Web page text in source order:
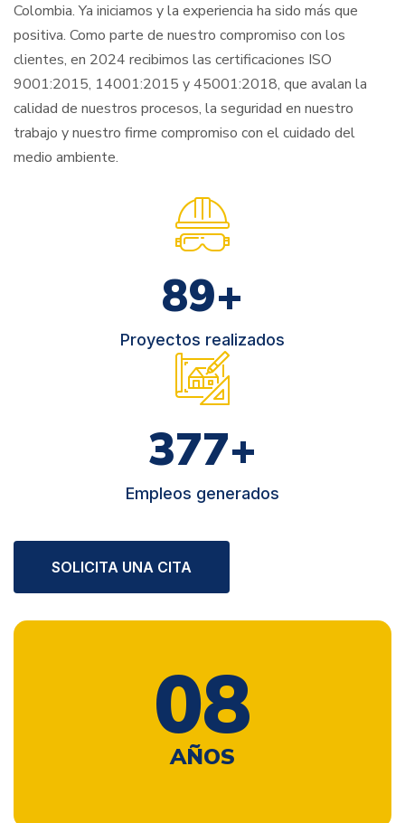
Colombia.Ya iniciamos y la experiencia ha sido más que
positiva. Como parte de nuestro compromiso con los
clientes, en 2024 recibimos las certificaciones ISO
9001:2015, 14001:2015 y 45001:2018, que avalan la
calidad de nuestros procesos, la seguridad en nuestro
trabajo y nuestro firme compromiso con el cuidado del
medio ambiente.
115+
Proyectos realizados
491+
Empleos generados
SOLICITA UNA CITA
011
AÑOS